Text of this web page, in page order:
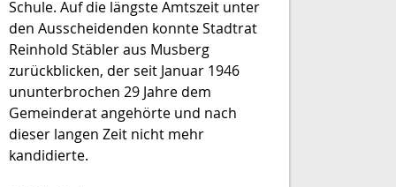
Schule. Auf die längste Amtszeit unter
den Ausscheidenden konnte Stadtrat
Reinhold Stäbler aus Musberg
zurückblicken, der seit Januar 1946
ununterbrochen 29 Jahre dem
Gemeinderat angehörte und nach
dieser langen Zeit nicht mehr
kandidierte.